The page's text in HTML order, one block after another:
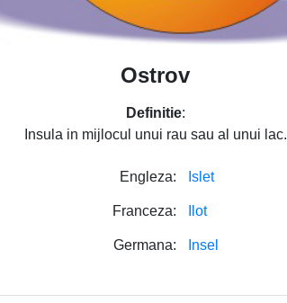
Ostrov
Definitie:
Insula in mijlocul unui rau sau al unui lac.
Engleza: Islet
Franceza: Ilot
Germana: Insel